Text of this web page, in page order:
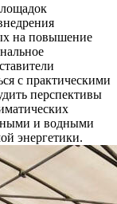
на повышение
с практическими
перспективы
и водными
энергетики.